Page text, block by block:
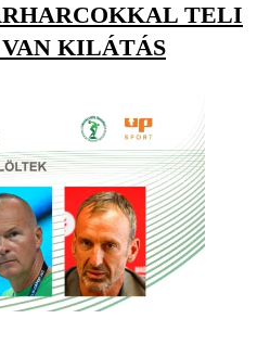
TELI
KILÁTÁS